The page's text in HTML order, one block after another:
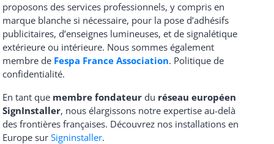
proposons des services professionnels, y compris en
marque blanche si nécessaire, pour la pose d’adhésifs
publicitaires, d’enseignes lumineuses, et de signalétique
extérieure ou intérieure. Nous sommes également
membre de Fespa France Association. Politique de
confidentialité.
En tant que membre fondateur du réseau européen
SignInstaller, nous élargissons notre expertise au-delà
des frontières françaises. Découvrez nos installations en
Europe sur Signinstaller.